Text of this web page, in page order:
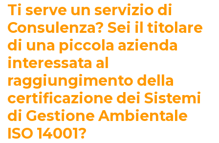
Ti serve un servizio di
Consulenza? Sei il titolare
di una piccola azienda
interessata al
raggiungimento della
certificazione dei Sistemi
di Gestione Ambientale
ISO 14001?